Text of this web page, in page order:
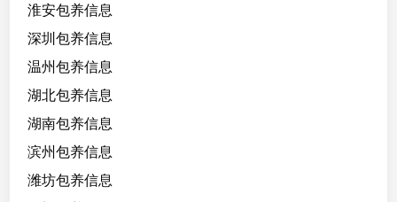
淮安包养信息
深圳包养信息
温州包养信息
湖北包养信息
湖南包养信息
滨州包养信息
潍坊包养信息